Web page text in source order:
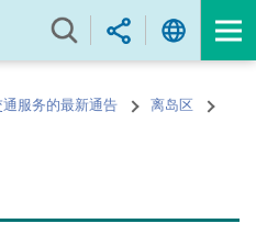
服务的最新通告
离岛区